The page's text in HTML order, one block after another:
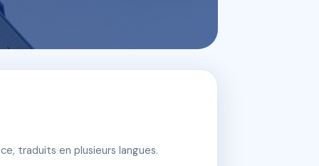
traduits en plusieurs langues.